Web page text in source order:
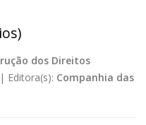
dos Direitos
| Editora(s): Companhia das